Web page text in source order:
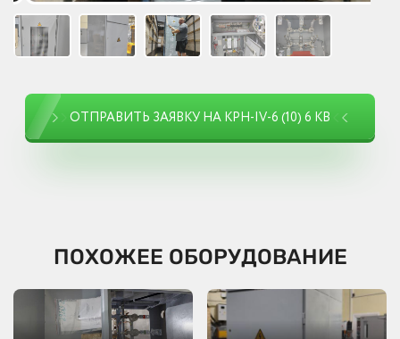
ОТПРАВИТЬ ЗАЯВКУ НА КРН-IV-6 (10) 6 КВ
ПОХОЖЕЕ ОБОРУДОВАНИЕ